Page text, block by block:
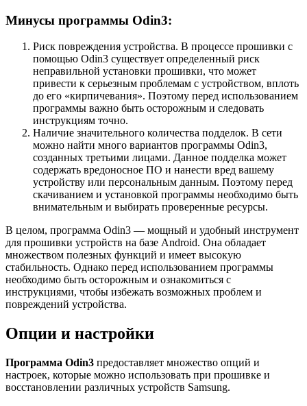
Минусы программы Odin3:
Риск повреждения устройства. В процессе прошивки с
помощью Odin3 существует определенный риск
неправильной установки прошивки, что может
привести к серьезным проблемам с устройством, вплоть
до его «кирпичевания». Поэтому перед использованием
программы важно быть осторожным и следовать
инструкциям точно.
Наличие значительного количества подделок. В сети
можно найти много вариантов программы Odin3,
созданных третьими лицами. Данное подделка может
содержать вредоносное ПО и нанести вред вашему
устройству или персональным данным. Поэтому перед
скачиванием и установкой программы необходимо быть
внимательным и выбирать проверенные ресурсы.
В целом, программа Odin3 — мощный и удобный инструмент
для прошивки устройств на базе Android. Она обладает
множеством полезных функций и имеет высокую
стабильность. Однако перед использованием программы
необходимо быть осторожным и ознакомиться с
инструкциями, чтобы избежать возможных проблем и
повреждений устройства.
Опции и настройки
Программа Odin3 предоставляет множество опций и
настроек, которые можно использовать при прошивке и
восстановлении различных устройств Samsung.